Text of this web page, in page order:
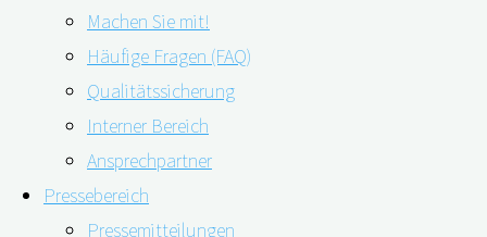
Machen Sie mit!
Häufige Fragen (FAQ)
Qualitätssicherung
Interner Bereich
Ansprechpartner
Pressebereich
Pressemitteilungen
Innovation Wettbewerb von
digiDEM Bayern. Die drei
Angehörige: die digiDEM
Bayern Angehörigenampel
Pressemitteilung: Online-
Hörtest zur Vorbeugung
von Demenz